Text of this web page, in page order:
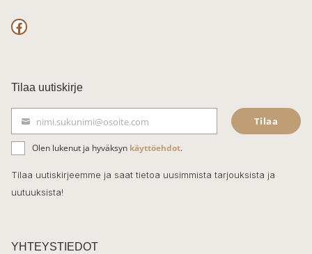
F
c
e
b
o
o
k
Tilaa uutiskirje
ä
h
k
t
nimi.sukunimi@osoite.com Tilaa
Olen lukenut ja hyväksyn käyttöehdot.
Tilaa uutiskirjeemme ja saat tietoa uusimmista tarjouksista ja
uutuuksista!
YHTEYSTIEDOT